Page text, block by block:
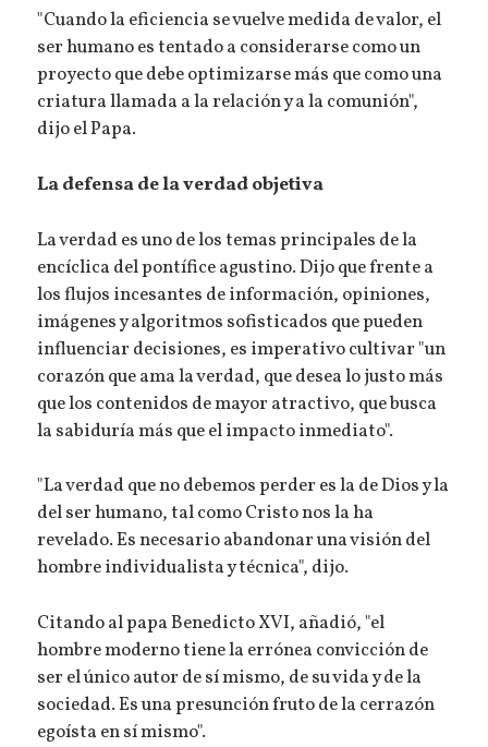
"Cuando la eficiencia se vuelve medida de valor, el
ser humano es tentado a considerarse como un
proyecto que debe optimizarse más que como una
criatura llamada a la relación y a la comunión",
dijo el Papa.
La defensa de la verdad objetiva
La verdad es uno de los temas principales de la
encíclica del pontífice agustino. Dijo que frente a
los flujos incesantes de información, opiniones,
imágenes y algoritmos sofisticados que pueden
influenciar decisiones, es imperativo cultivar "un
corazón que ama la verdad, que desea lo justo más
que los contenidos de mayor atractivo, que busca
la sabiduría más que el impacto inmediato".
"La verdad que no debemos perder es la de Dios y la
del ser humano, tal como Cristo nos la ha
revelado. Es necesario abandonar una visión del
hombre individualista y técnica", dijo.
Citando al papa Benedicto XVI, añadió, "el
hombre moderno tiene la errónea convicción de
ser el único autor de sí mismo, de su vida y de la
sociedad. Es una presunción fruto de la cerrazón
egoísta en sí mismo".